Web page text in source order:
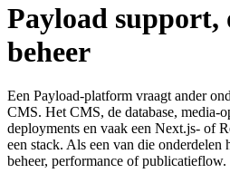
Payload support,
beheer
Een Payload-platform vraagt ander
CMS. Het CMS, de database, media-
deployments en vaak een Next.js- of
een stack. Als een van die onderdelen
beheer, performance of publicatieflow.